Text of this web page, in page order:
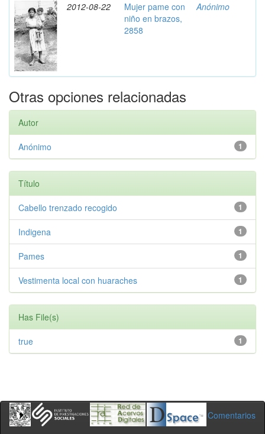
2012-08-22
Mujer pame con
niño en brazos,
2858
Anónimo
Otras opciones relacionadas
Autor
1
Anónimo
Título
1
Cabello trenzado recogido
1
Indigena
1
Pames
1
Vestimenta local con huaraches
Has File(s)
1
true
Comentarios